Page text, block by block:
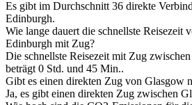
Es gibt im Durchschnitt 36 direkte
Edinburgh.
Wie lange dauert die schnellste Reisezeit
Edinburgh mit Zug?
Die schnellste Reisezeit mit Zug
beträgt 0 Std. und 45 Min..
Gibt es einen direkten Zug von Glasgow
Ja, es gibt einen direkten Zug zwischen